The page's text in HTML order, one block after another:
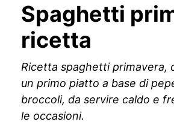
Spaghetti
ricetta
Ricetta spaghetti primavera,
un primo piatto a base di
broccoli, da servire caldo e
le occasioni.